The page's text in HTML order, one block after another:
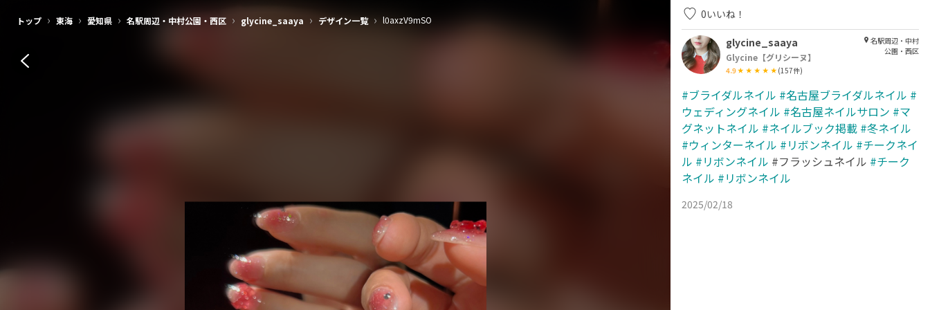
トップ › 東海 › 愛知県 › 名駅周辺・中村公園・西区 › glycine_saaya › デザイン一覧 › l0axzV9mSO 0いいね！
glycine_saaya
Glycine【グリシーヌ】
4.9 (157件)
名駅周辺・中村
公園・西区
#ブライダルネイル #名古屋ブライダルネイル #
ウェディングネイル #名古屋ネイルサロン #マ
グネットネイル #ネイルブック掲載 #冬ネイル
#ウィンターネイル #リボンネイル #チークネイ
ル #リボンネイル #フラッシュネイル #チーク
ネイル #リボンネイル
2025/02/18